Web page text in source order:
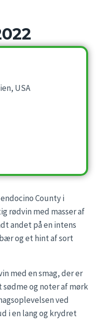
USA
County i
rødvin med masser af
andet på en intens
og et hint af sort
med en smag, der er
og noter af mørk
ved
i en lang og krydret